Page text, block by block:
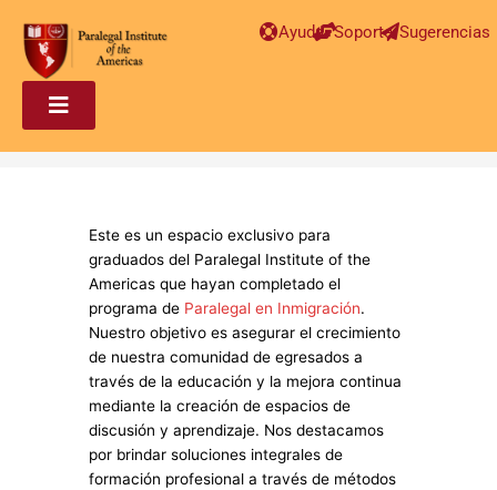
Ayuda Soporte Sugerencias
Este es un espacio exclusivo para
graduados del Paralegal Institute of the
Americas que hayan completado el
programa de Paralegal en Inmigración.
Nuestro objetivo es asegurar el crecimiento
de nuestra comunidad de egresados a
través de la educación y la mejora continua
mediante la creación de espacios de
discusión y aprendizaje. Nos destacamos
por brindar soluciones integrales de
formación profesional a través de métodos